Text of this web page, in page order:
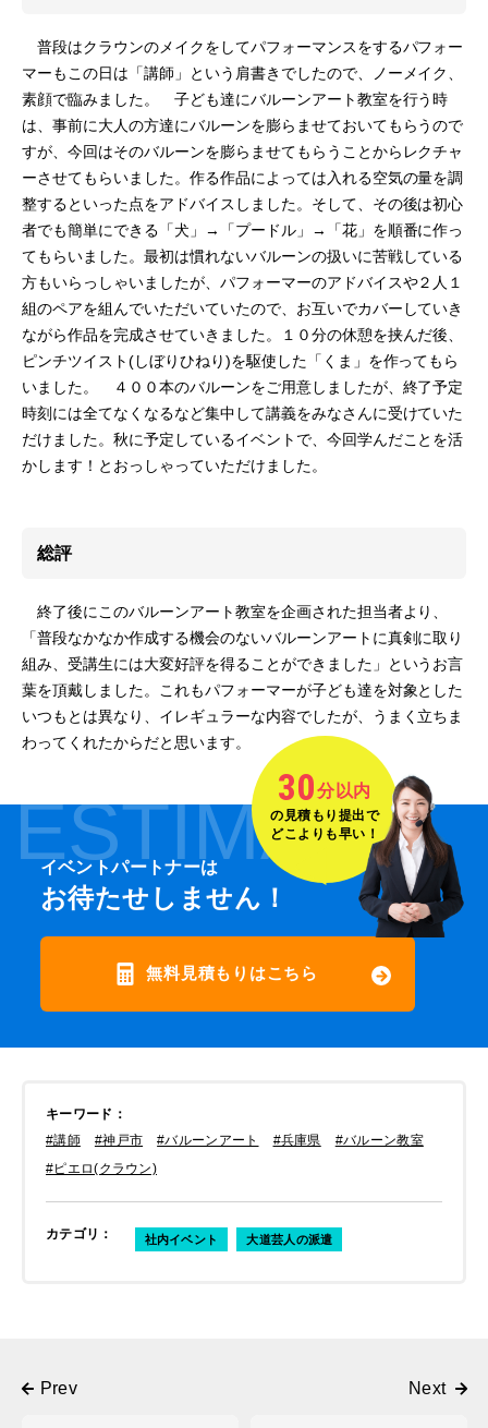
普段はクラウンのメイクをしてパフォーマンスをするパフォー
マーもこの日は「講師」という肩書きでしたので、ノーメイク、
素顔で臨みました。 子ども達にバルーンアート教室を行う時
は、事前に大人の方達にバルーンを膨らませておいてもらうので
すが、今回はそのバルーンを膨らませてもらうことからレクチャ
ーさせてもらいました。作る作品によっては入れる空気の量を調
整するといった点をアドバイスしました。そして、その後は初心
者でも簡単にできる「犬」→「プードル」→「花」を順番に作っ
てもらいました。最初は慣れないバルーンの扱いに苦戦している
方もいらっしゃいましたが、パフォーマーのアドバイスや２人１
組のペアを組んでいただいていたので、お互いでカバーしていき
ながら作品を完成させていきました。１０分の休憩を挟んだ後、
ピンチツイスト(しぼりひねり)を駆使した「くま」を作ってもら
いました。 ４００本のバルーンをご用意しましたが、終了予定
時刻には全てなくなるなど集中して講義をみなさんに受けていた
だけました。秋に予定しているイベントで、今回学んだことを活
かします！とおっしゃっていただけました。
総評
終了後にこのバルーンアート教室を企画された担当者より、
「普段なかなか作成する機会のないバルーンアートに真剣に取り
組み、受講生には大変好評を得ることができました」というお言
葉を頂戴しました。これもパフォーマーが子ども達を対象とした
いつもとは異なり、イレギュラーな内容でしたが、うまく立ちま
わってくれたからだと思います。
ESTIMATE
イベントパートナーは
お待たせしません！
無料見積もりはこちら
30分以内
の見積もり提出で
どこよりも早い！
キーワード ：
#講師
#神戸市 #バルーンアート #兵庫県
#バルーン教室
#ピエロ(クラウン)
カテゴリ ： 社内イベント 大道芸人の派遣